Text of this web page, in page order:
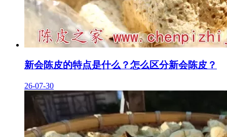
新会陈皮的特点是什么？怎么区分新会陈皮？
26-07-30